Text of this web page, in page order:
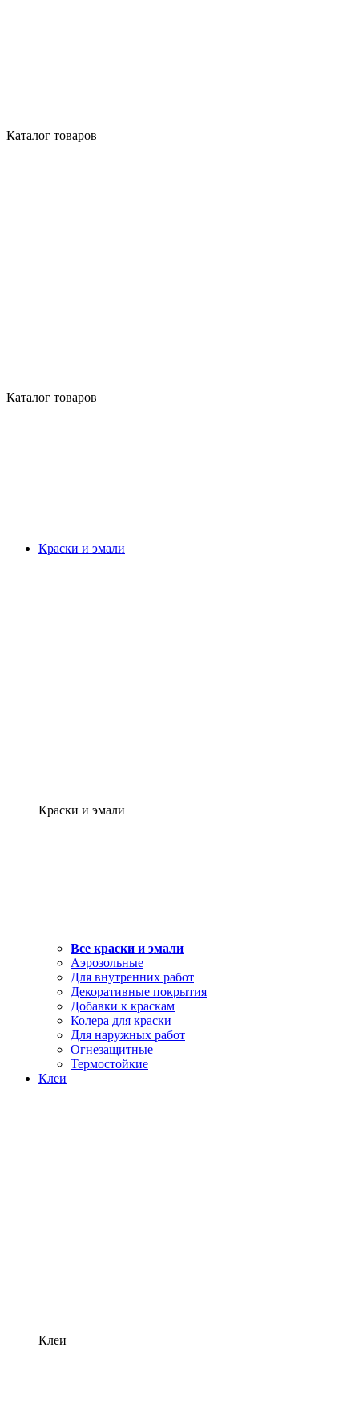
Каталог товаров
Каталог товаров
Краски и эмали
Краски и эмали
Все краски и эмали
Аэрозольные
Для внутренних работ
Декоративные покрытия
Добавки к краскам
Колера для краски
Для наружных работ
Огнезащитные
Термостойкие
Клеи
Клеи